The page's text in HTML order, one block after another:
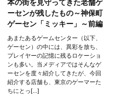
本の街を見守ってきた老舗ゲ
ーセンが残したもの～神保町
ゲーセン「ミッキー」～前編
あまたあるゲームセンター（以下、
ゲーセン）の中には、異彩を放ち、
プレイヤーの記憶に残るロケーショ
ンも多い。当メディアではそんなゲ
ーセンを度々紹介してきたが、今回
紹介する店舗も、東京のゲーマーた
ちにとっ[…]